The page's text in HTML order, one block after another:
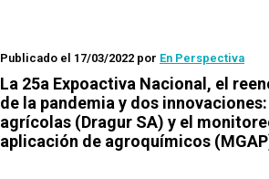
Publicado el 17/03/2022 por En Perspectiva
La 25a Expoactiva Nacional, el
de la pandemia y dos
agrícolas (Dragur SA) y el
aplicación de agroquímicos